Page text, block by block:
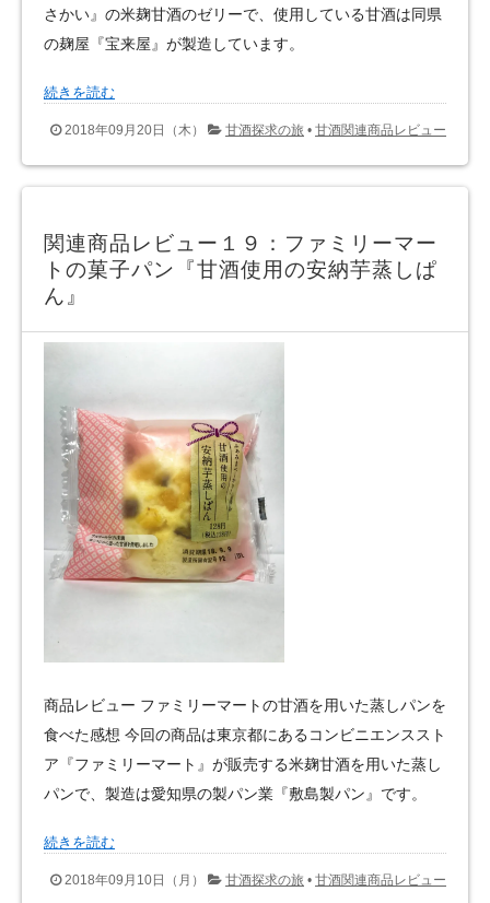
さかい』の米麹甘酒のゼリーで、使用している甘酒は同県
の麹屋『宝来屋』が製造しています。
続きを読む
2018年09月20日（木） 甘酒探求の旅 • 甘酒関連商品レビュー
関連商品レビュー１９：ファミリーマー
トの菓子パン『甘酒使用の安納芋蒸しぱ
ん』
商品レビュー ファミリーマートの甘酒を用いた蒸しパンを
食べた感想 今回の商品は東京都にあるコンビニエンススト
ア『ファミリーマート』が販売する米麹甘酒を用いた蒸し
パンで、製造は愛知県の製パン業『敷島製パン』です。
続きを読む
2018年09月10日（月） 甘酒探求の旅 • 甘酒関連商品レビュー